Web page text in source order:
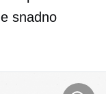
snadno